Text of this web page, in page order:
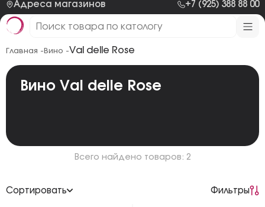
Адреса магазинов +7 (925) 388 88 00
Главная - Вино -Val delle Rose
Вино Val delle Rose
Всего найдено товаров: 2
Сортировать Фильтры